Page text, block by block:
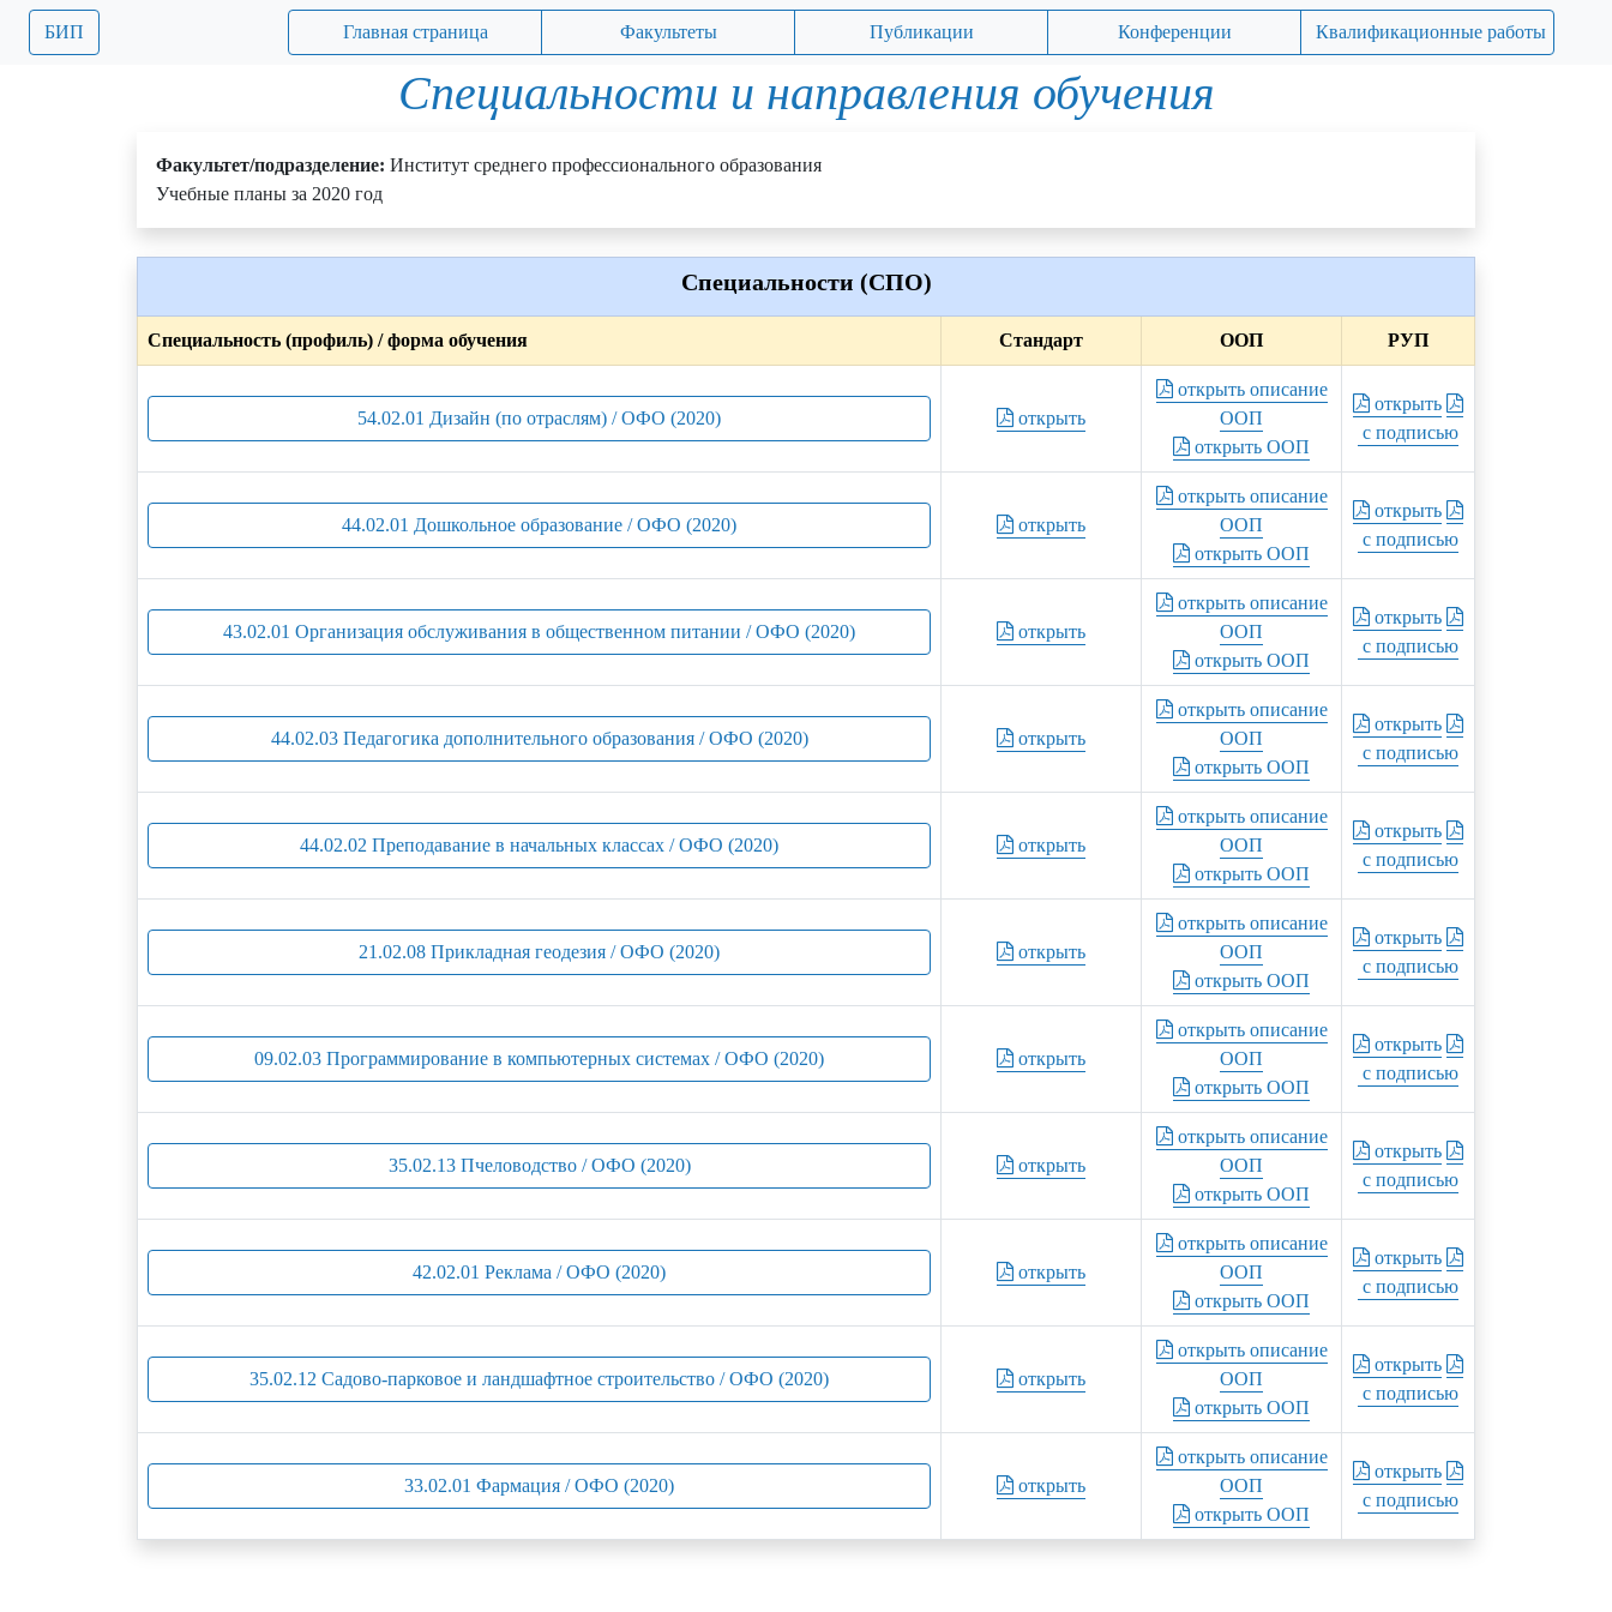
БИП Главная страница Факультеты Публикации Конференции Квалификационные работы
Специальности и направления обучения
Факультет/подразделение: Институт среднего профессионального образования
Учебные планы за 2020 год
Специальности (СПО)
Специальность (профиль) / форма обучения Стандарт ООП РУП
54.02.01 Дизайн (по отраслям) / ОФО (2020) открыть
открыть описание
ООП
открыть ООП
открыть
с подписью
44.02.01 Дошкольное образование / ОФО (2020) открыть
открыть описание
ООП
открыть ООП
открыть
с подписью
43.02.01 Организация обслуживания в общественном питании / ОФО (2020) открыть
открыть описание
ООП
открыть ООП
открыть
с подписью
44.02.03 Педагогика дополнительного образования / ОФО (2020) открыть
открыть описание
ООП
открыть ООП
открыть
с подписью
44.02.02 Преподавание в начальных классах / ОФО (2020) открыть
открыть описание
ООП
открыть ООП
открыть
с подписью
21.02.08 Прикладная геодезия / ОФО (2020) открыть
открыть описание
ООП
открыть ООП
открыть
с подписью
09.02.03 Программирование в компьютерных системах / ОФО (2020) открыть
открыть описание
ООП
открыть ООП
открыть
с подписью
35.02.13 Пчеловодство / ОФО (2020) открыть
открыть описание
ООП
открыть ООП
открыть
с подписью
42.02.01 Реклама / ОФО (2020) открыть
открыть описание
ООП
открыть ООП
открыть
с подписью
35.02.12 Садово-парковое и ландшафтное строительство / ОФО (2020) открыть
открыть описание
ООП
открыть ООП
открыть
с подписью
33.02.01 Фармация / ОФО (2020) открыть
открыть описание
ООП
открыть ООП
открыть
с подписью